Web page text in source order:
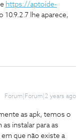
https://aptoide-
10.9.2.7 lhe aparece,
Forum|Forum|2 years ago
as apk, temos o
as instalar para as
que não existe a